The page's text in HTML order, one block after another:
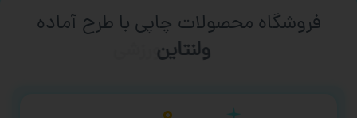
فروشگاه محصولات چاپی با طرح آماده
ورزشی